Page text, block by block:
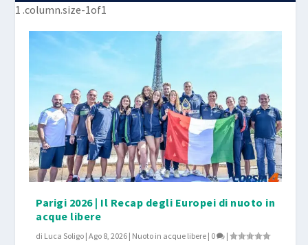
Parigi 2026 | Il Recap degli Europei di nuoto in
acque libere
di Luca Soligo |Ago 8, 2026 | Nuoto in acque libere | 0 |